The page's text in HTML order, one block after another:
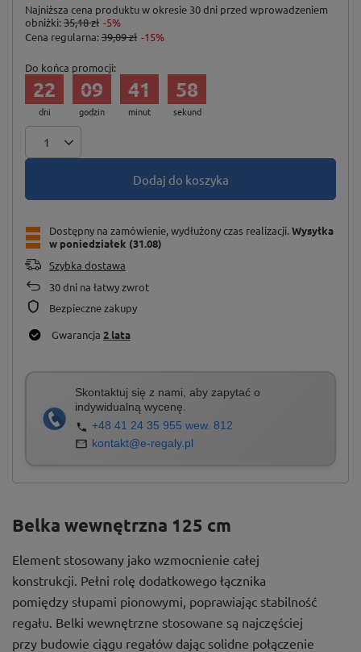
Najniższa cena produktu w okresie 30 dni przed wprowadzeniem
obniżki:35,18 zł -5%
Cena regularna:39,09 zł -15%
Do końca promocji:
dni
22
godzin
09
minut
41
sekund
57
Dodaj do koszyka
Dostępny na zamówienie, wydłużony czas realizacji Wysyłka
w poniedziałek (31.08)
Szybka dostawa
30dni na łatwy zwrot
Bezpieczne zakupy
Gwarancja 2 lata
Skontaktuj się z nami, aby zapytać o
indywidualną wycenę.
+48 41 24 35 955 wew. 812
kontakt@e-regaly.pl
Belka wewnętrzna 125 cm
Element stosowany jako wzmocnienie całej
konstrukcji. Pełni rolę dodatkowego łącznika
pomiędzy słupami pionowymi, poprawiając stabilność
regału. Belki wewnętrzne stosowane są najczęściej
przy budowie ciągu regałów dając solidne połączenie